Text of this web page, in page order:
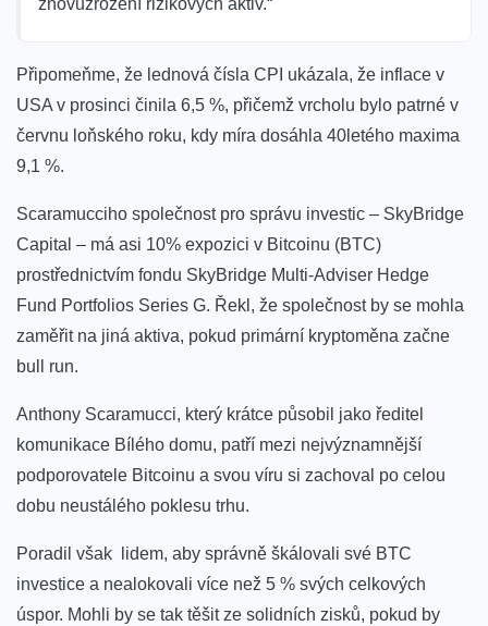
znovuzrození rizikových aktiv.“
Připomeňme, že lednová čísla CPI ukázala, že inflace v
USA v prosinci činila 6,5 ​​%, přičemž vrcholu bylo patrné v
červnu loňského roku, kdy míra dosáhla 40letého maxima
9,1 %.
Scaramucciho společnost pro správu investic – SkyBridge
Capital – má asi 10% expozici v Bitcoinu (BTC)
prostřednictvím fondu SkyBridge Multi-Adviser Hedge
Fund Portfolios Series G. Řekl, že společnost by se mohla
zaměřit na jiná aktiva, pokud primární kryptoměna začne
bull run.
Anthony Scaramucci, který krátce působil jako ředitel
komunikace Bílého domu, patří mezi nejvýznamnější
podporovatele Bitcoinu a svou víru si zachoval po celou
dobu neustálého poklesu trhu.
Poradil však
lidem, aby správně škálovali své BTC
investice a nealokovali více než 5 % svých celkových
úspor. Mohli by se tak těšit ze solidních zisků, pokud by